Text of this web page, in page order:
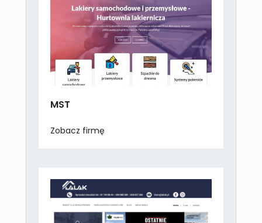
MST
Zobacz firmę